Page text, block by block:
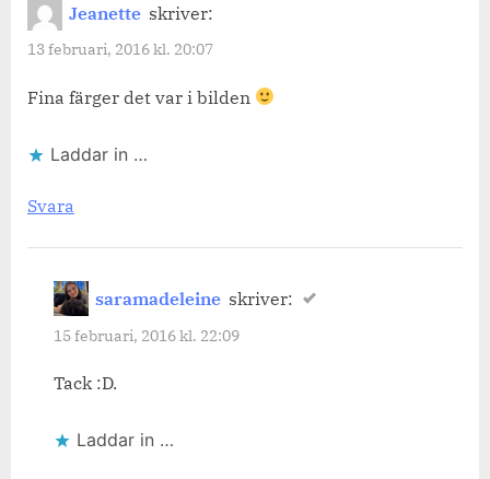
Jeanette skriver:
13 februari, 2016 kl. 20:07
Fina färger det var i bilden
Laddar in …
Svara
saramadeleine skriver:
15 februari, 2016 kl. 22:09
Tack :D.
Laddar in …